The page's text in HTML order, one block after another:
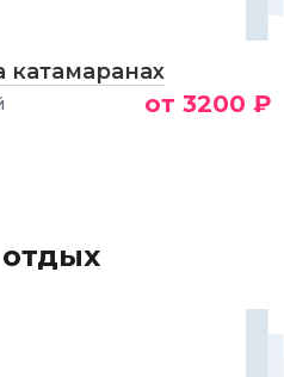
катамаранах
от 3200 ₽